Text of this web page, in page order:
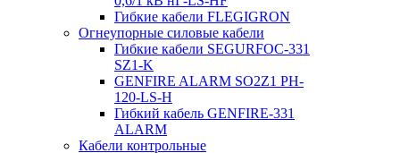
Гибкие кабели FLEGIGRON
Огнеупорные силовые кабели
Гибкие кабели SEGURFOC-331
SZ1-K
GENFIRE ALARM SO2Z1 PH-
120-LS-H
Гибкий кабель GENFIRE-331
ALARM
Кабели контрольные